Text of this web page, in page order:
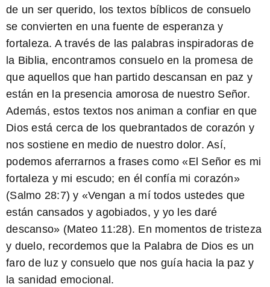
de un ser querido, los textos bíblicos de consuelo
se convierten en una fuente de esperanza y
fortaleza. A través de las palabras inspiradoras de
la Biblia, encontramos consuelo en la promesa de
que aquellos que han partido descansan en paz y
están en la presencia amorosa de nuestro Señor.
Además, estos textos nos animan a confiar en que
Dios está cerca de los quebrantados de corazón y
nos sostiene en medio de nuestro dolor. Así,
podemos aferrarnos a frases como «El Señor es mi
fortaleza y mi escudo; en él confía mi corazón»
(Salmo 28:7) y «Vengan a mí todos ustedes que
están cansados y agobiados, y yo les daré
descanso» (Mateo 11:28). En momentos de tristeza
y duelo, recordemos que la Palabra de Dios es un
faro de luz y consuelo que nos guía hacia la paz y
la sanidad emocional.